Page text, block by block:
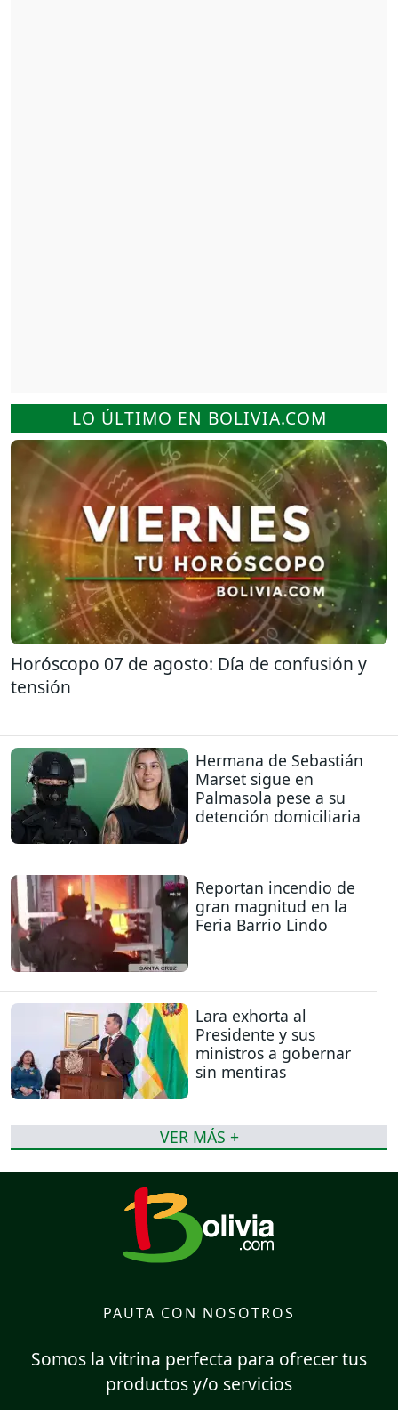
LO ÚLTIMO EN BOLIVIA.COM
Horóscopo 07 de agosto: Día de confusión y
tensión
Hermana de Sebastián
Marset sigue en
Palmasola pese a su
detención domiciliaria
Reportan incendio de
gran magnitud en la
Feria Barrio Lindo
Lara exhorta al
Presidente y sus
ministros a gobernar
sin mentiras
VER MÁS +
PAUTA CON NOSOTROS
Somos la vitrina perfecta para ofrecer tus
productos y/o servicios